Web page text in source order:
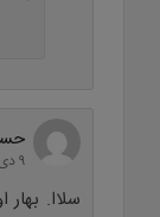
۹ دی ۱۳۹۹ در ۰۶:۵۷
سلاا.